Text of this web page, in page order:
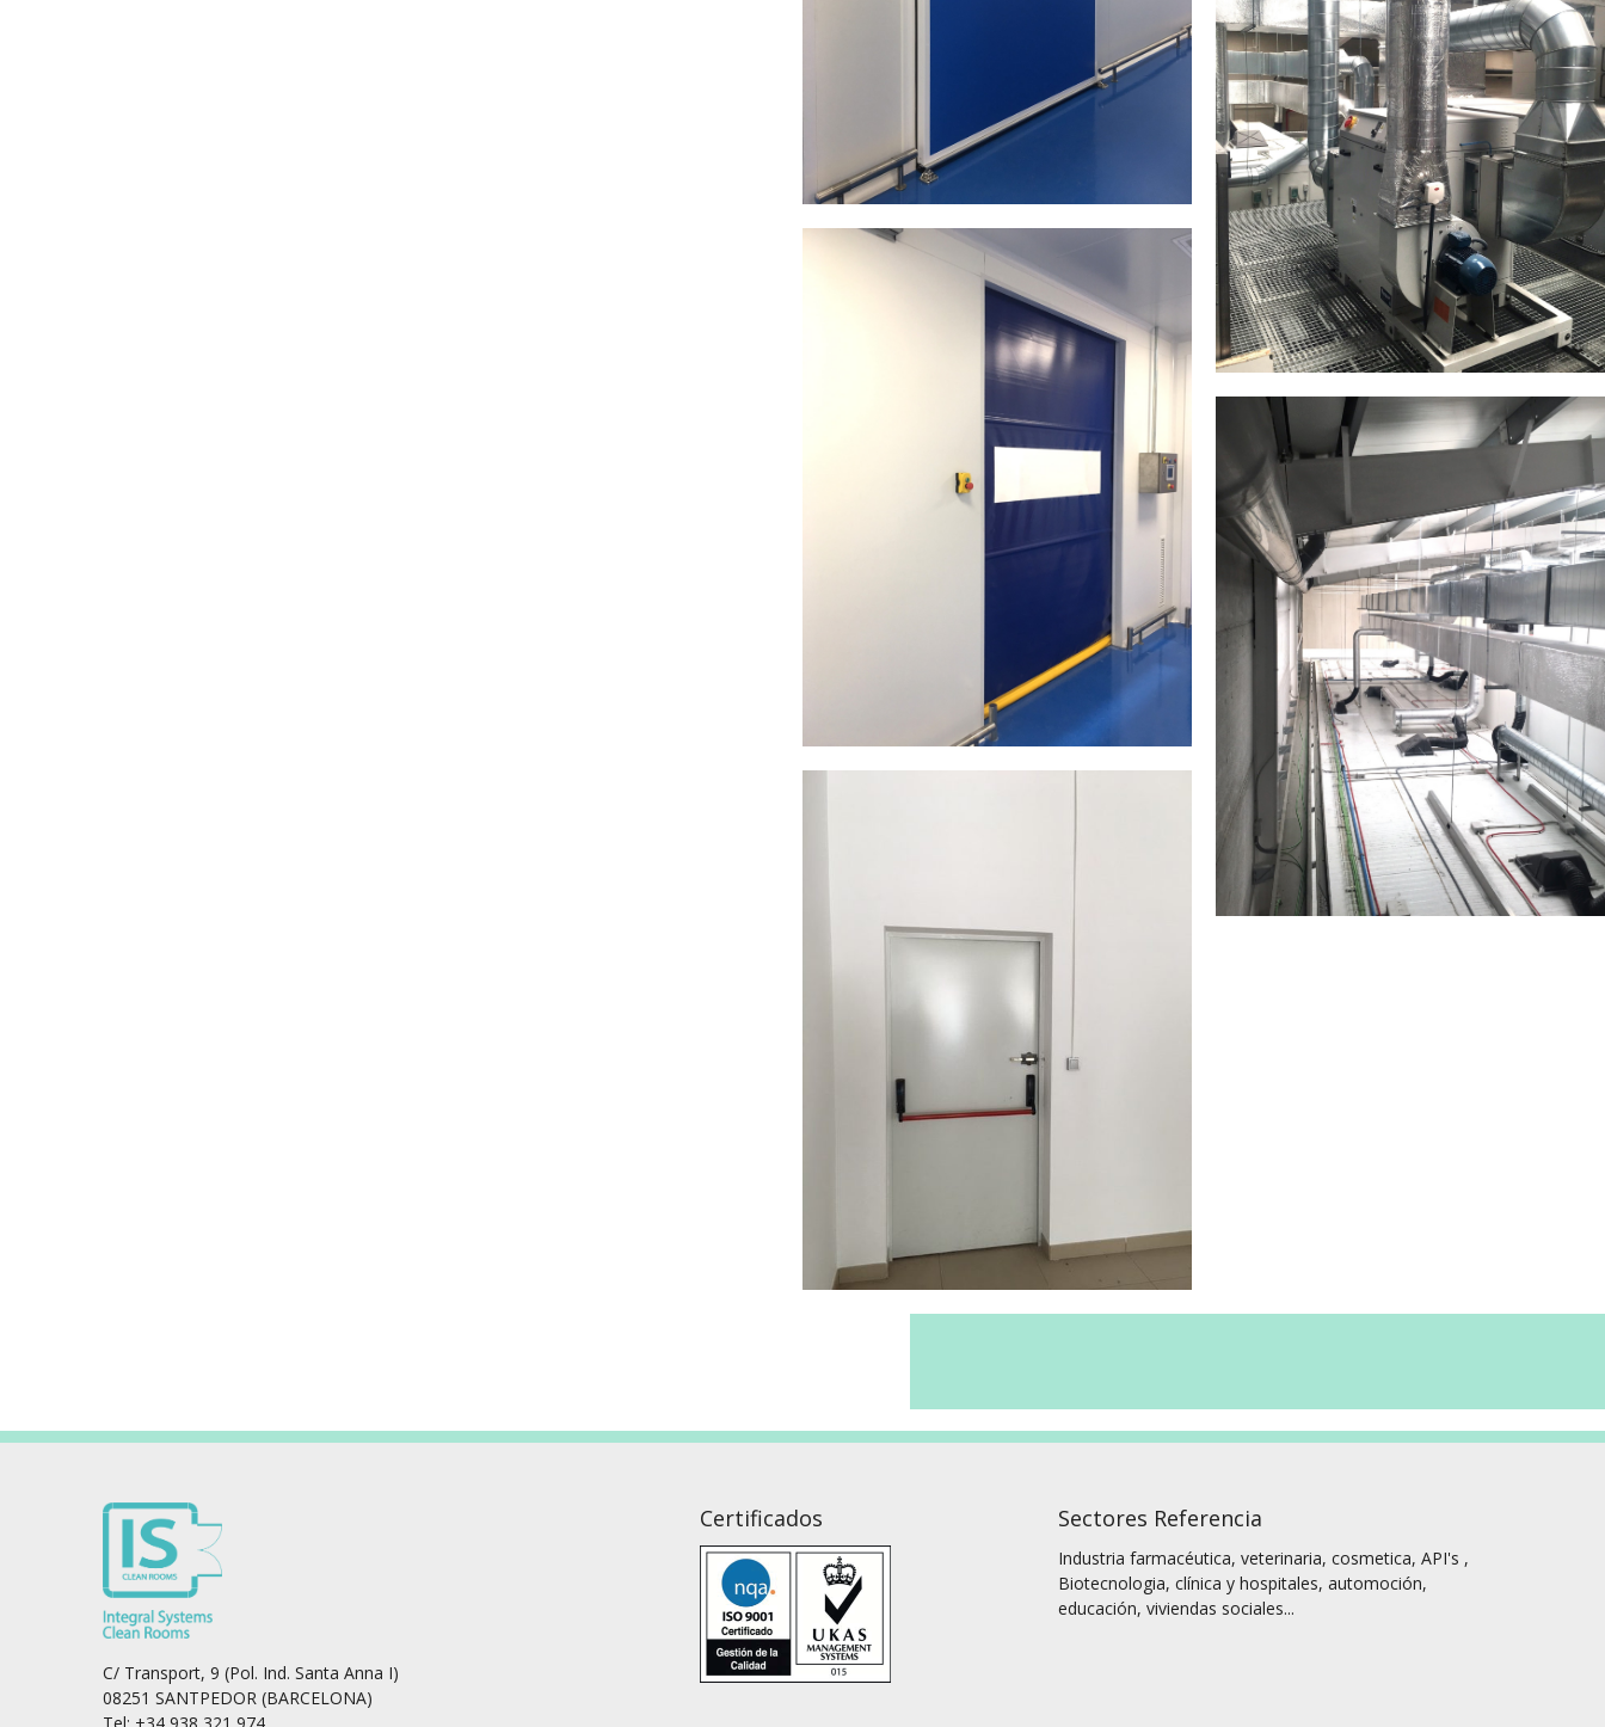
C/ Transport, 9 (Pol. Ind. Santa Anna I)
08251 SANTPEDOR (BARCELONA)
Certificados Sectores Referencia
Industria farmacéutica, veterinaria, cosmetica, API's ,
Biotecnologia, clínica y hospitales, automoción,
educación, viviendas sociales...